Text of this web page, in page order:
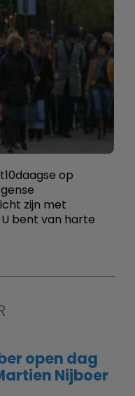
op
zijn met
bent van harte
open dag
Nijboer